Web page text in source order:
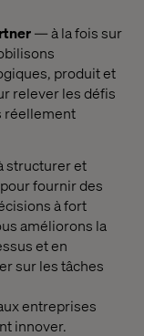
— à la fois sur
produit et
relever les défis
réellement
structurer et
fournir des
à fort
améliorons la
et en
sur les tâches
entreprises
innover.